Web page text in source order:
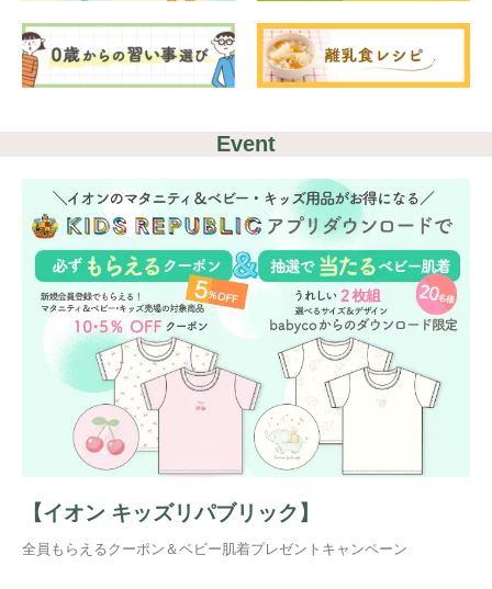
Event
【イオン キッズリパブリック】
全員もらえるクーポン＆ベビー肌着プレゼントキャンペーン